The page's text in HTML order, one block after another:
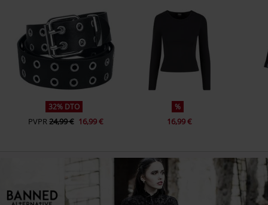
32% DTO
PVPR24,99 € 16,99 €
%
16,99 €